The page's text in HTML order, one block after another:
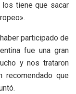
los tiene que sacar
participado de
fue una gran
y nos trataron
recomendado que